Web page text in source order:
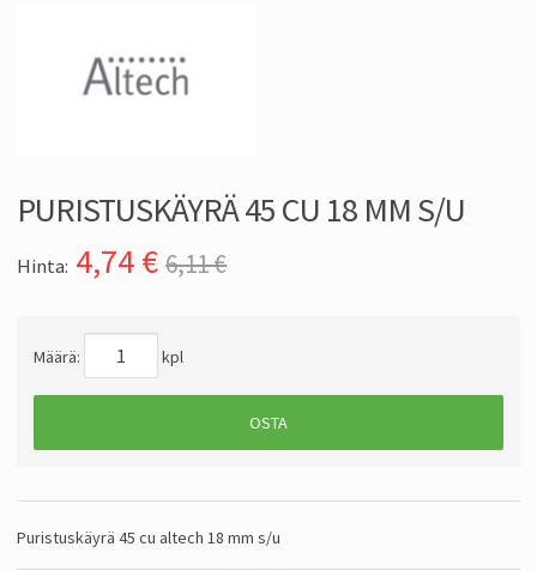
PURISTUSKÄYRÄ 45 CU 18 MM S/U
Hinta: 4,74€ 6,11 €
Määrä: kpl
OSTA
Puristuskäyrä 45 cu altech 18 mm s/u